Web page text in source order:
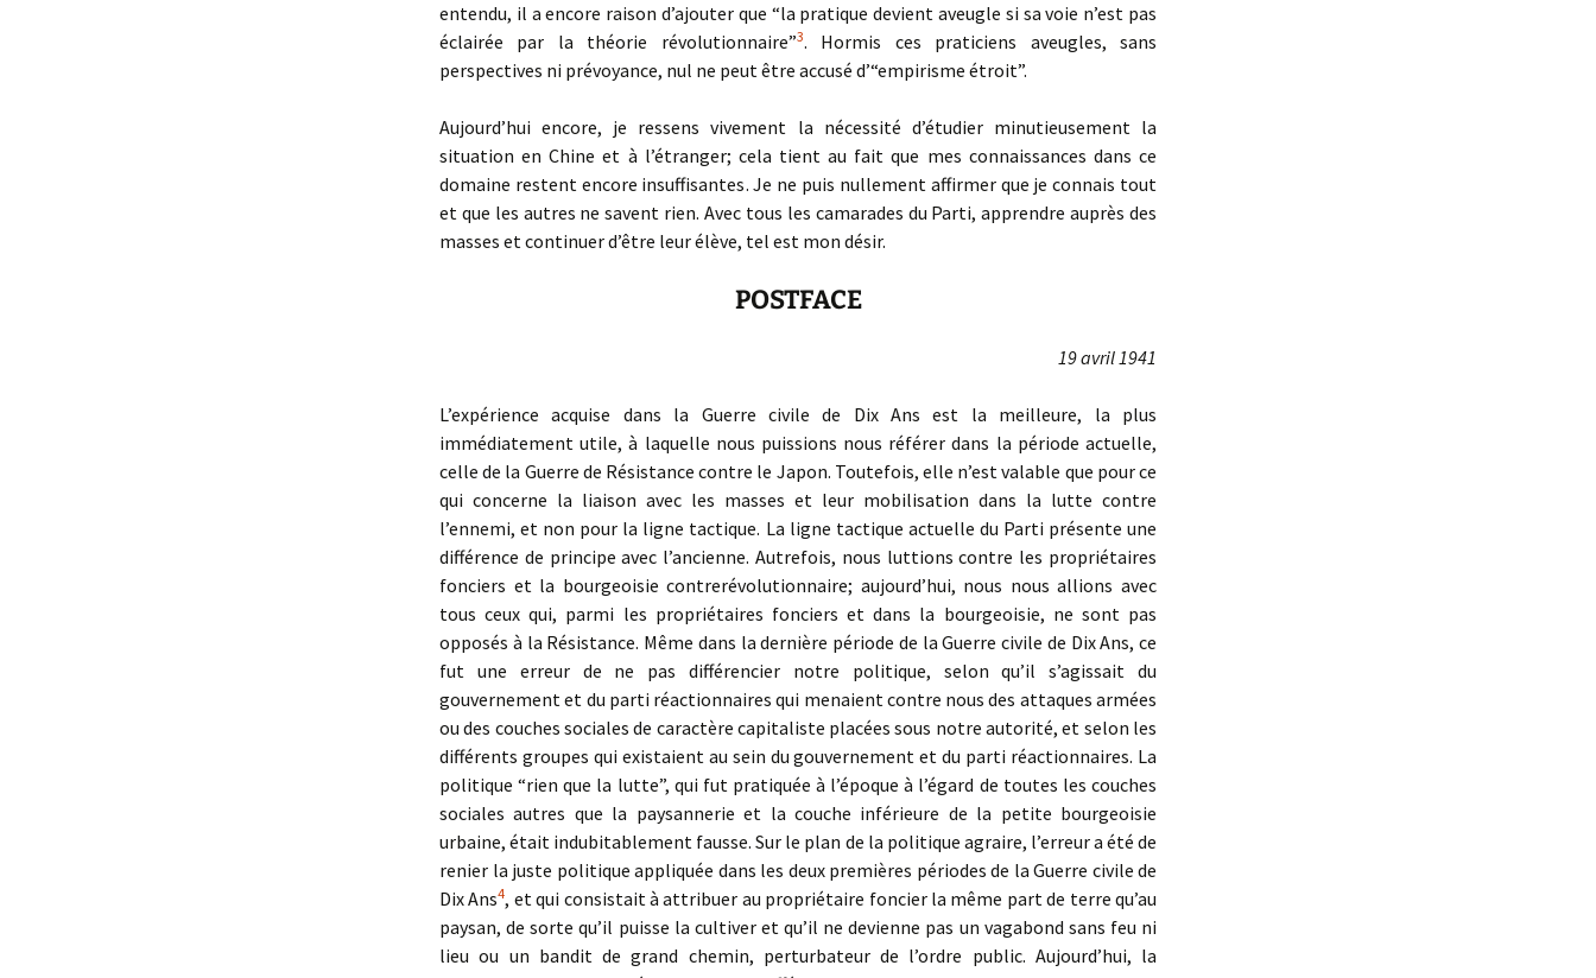
entendu, il a encore raison d’ajouter que “la pratique devient aveugle si sa voie n’est pas
éclairée par la théorie révolutionnaire”3. Hormis ces praticiens aveugles, sans
perspectives ni prévoyance, nul ne peut être accusé d’“empirisme étroit”.
Aujourd’hui encore, je ressens vivement la nécessité d’étudier minutieusement la
situation en Chine et à l’étranger; cela tient au fait que mes connaissances dans ce
domaine restent encore insuffisantes. Je ne puis nullement affirmer que je connais tout
et que les autres ne savent rien. Avec tous les camarades du Parti, apprendre auprès des
masses et continuer d’être leur élève, tel est mon désir.
POSTFACE
19 avril 1941
L’expérience acquise dans la Guerre civile de Dix Ans est la meilleure, la plus
immédiatement utile, à laquelle nous puissions nous référer dans la période actuelle,
celle de la Guerre de Résistance contre le Japon. Toutefois, elle n’est valable que pour ce
qui concerne la liaison avec les masses et leur mobilisation dans la lutte contre
l’ennemi, et non pour la ligne tactique. La ligne tactique actuelle du Parti présente une
différence de principe avec l’ancienne. Autrefois, nous luttions contre les propriétaires
fonciers et la bourgeoisie contrerévolutionnaire; aujourd’hui, nous nous allions avec
tous ceux qui, parmi les propriétaires fonciers et dans la bourgeoisie, ne sont pas
opposés à la Résistance. Même dans la dernière période de la Guerre civile de Dix Ans, ce
fut une erreur de ne pas différencier notre politique, selon qu’il s’agissait du
gouvernement et du parti réactionnaires qui menaient contre nous des attaques armées
ou des couches sociales de caractère capitaliste placées sous notre autorité, et selon les
différents groupes qui existaient au sein du gouvernement et du parti réactionnaires. La
politique “rien que la lutte”, qui fut pratiquée à l’époque à l’égard de toutes les couches
sociales autres que la paysannerie et la couche inférieure de la petite bourgeoisie
urbaine, était indubitablement fausse. Sur le plan de la politique agraire, l’erreur a été de
renier la juste politique appliquée dans les deux premières périodes de la Guerre civile de
Dix Ans4, et qui consistait à attribuer au propriétaire foncier la même part de terre qu’au
paysan, de sorte qu’il puisse la cultiver et qu’il ne devienne pas un vagabond sans feu ni
lieu ou un bandit de grand chemin, perturbateur de l’ordre public. Aujourd’hui, la